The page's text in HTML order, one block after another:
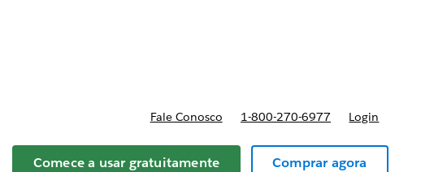
e preços
Fale Conosco 1-800-270-6977 Login
Comece a usar gratuitamente Comprar agora